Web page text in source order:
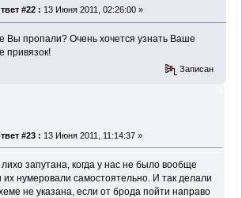
#22 : 13 Июня 2011, 02:26:00 »
Вы пропали? Очень хочется узнать Ваше
привязок!
Записан
#23 : 13 Июня 2011, 11:14:37 »
запутана, когда у нас не было вообще
их нумеровали самостоятельно. И так делали
не указана, если от брода пойти направо